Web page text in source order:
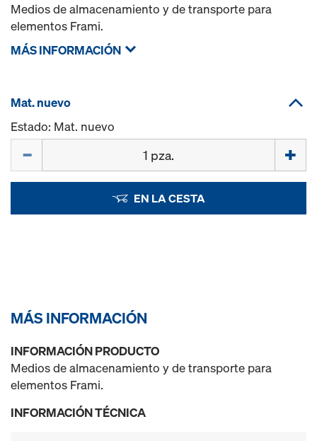
Medios de almacenamiento y de transporte para
elementos Frami.
MÁS INFORMACIÓN
Mat. nuevo
Estado: Mat. nuevo
EN LA CESTA
MÁS INFORMACIÓN
INFORMACIÓN PRODUCTO
Medios de almacenamiento y de transporte para
elementos Frami.
INFORMACIÓN TÉCNICA